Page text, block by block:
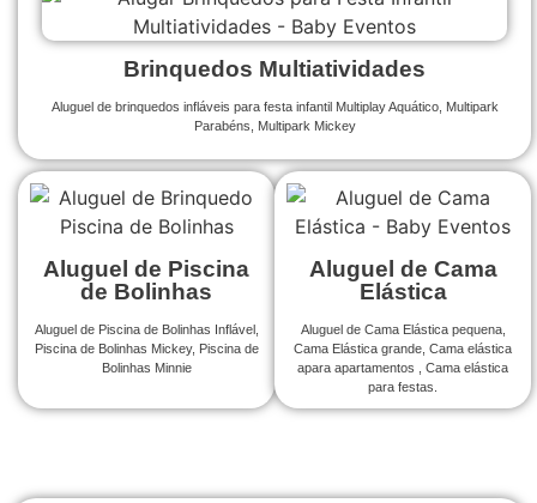
Brinquedos Multiatividades
Aluguel de brinquedos infláveis para festa infantil Multiplay Aquático, Multipark
Parabéns, Multipark Mickey
Aluguel de Piscina
de Bolinhas
Aluguel de Piscina de Bolinhas Inflável,
Piscina de Bolinhas Mickey, Piscina de
Bolinhas Minnie
Aluguel de Cama
Elástica
Aluguel de Cama Elástica pequena,
Cama Elástica grande, Cama elástica
apara apartamentos , Cama elástica
para festas.